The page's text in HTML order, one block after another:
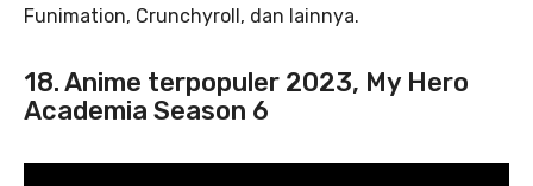
Funimation, Crunchyroll, dan lainnya.
18. Anime terpopuler 2023, My Hero
Academia Season 6